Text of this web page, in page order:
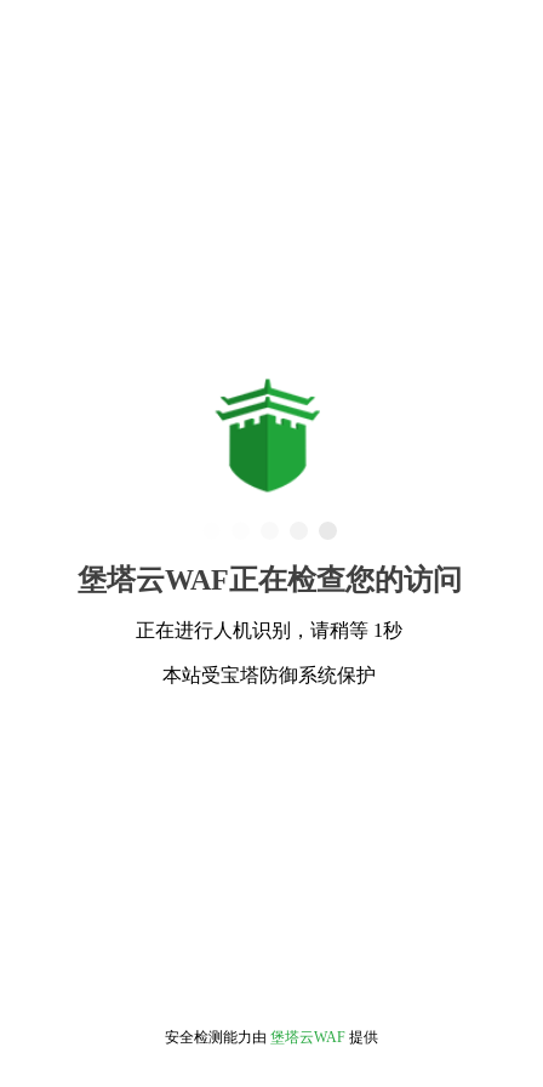
堡塔云WAF正在检查您的访问
正在进行人机识别，请稍等 1秒
本站受宝塔防御系统保护
安全检测能力由 堡塔云WAF 提供